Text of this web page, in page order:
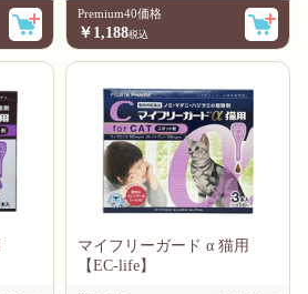
Premium40価格
￥1,188
マイフリーガード α 猫用
【EC-life】